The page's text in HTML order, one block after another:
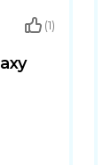
(1)